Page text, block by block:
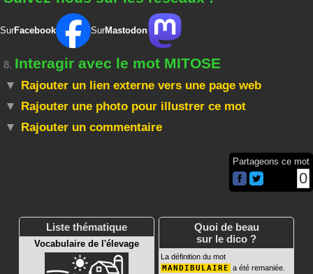
SurFacebook SurMastodon
8. Interagir avec le mot MITOSE
Rajouter un lien externe vers une page web
Rajouter une photo pour illustrer ce mot
Rajouter un commentaire
Partageons ce mot
0
Liste thématique
Vocabulaire de l'élevage
Quoi de beau
sur le dico ?
La définition du mot
MANDIBULAIRE a été remaniée.